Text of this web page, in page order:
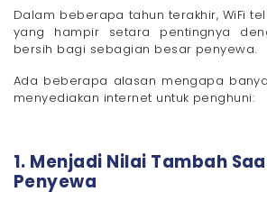
Dalam beberapa tahun terakhir, WiFi
yang hampir setara pentingnya
bersih bagi sebagian besar penyewa.
Ada beberapa alasan mengapa
menyediakan internet untuk penghuni:
1. Menjadi Nilai Tambah
Penyewa